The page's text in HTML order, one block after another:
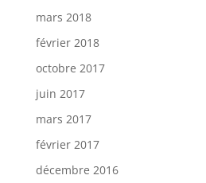
mars 2018
février 2018
octobre 2017
juin 2017
mars 2017
février 2017
décembre 2016